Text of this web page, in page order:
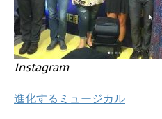
Instagram
進化するミュージカル